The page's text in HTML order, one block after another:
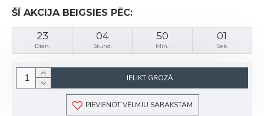
ŠĪ AKCIJA BEIGSIES PĒC:
23
Dien.
04
Stund.
50
Min.
01
Sek.
IELIKT GROZĀ
PIEVIENOT VĒLMJU SARAKSTAM